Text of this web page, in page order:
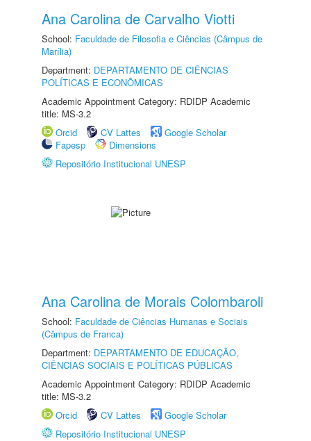
Ana Carolina de Carvalho Viotti
School: Faculdade de Filosofia e Ciências (Câmpus de
Marília)
Department: DEPARTAMENTO DE CIÊNCIAS
POLÍTICAS E ECONÔMICAS
Academic Appointment Category: RDIDP Academic
title: MS-3.2
Orcid
CV Lattes
Google Scholar
Fapesp
Dimensions
Repositório Institucional UNESP
Ana Carolina de Morais Colombaroli
School: Faculdade de Ciências Humanas e Sociais
(Câmpus de Franca)
Department: DEPARTAMENTO DE EDUCAÇÃO,
CIÊNCIAS SOCIAIS E POLÍTICAS PÚBLICAS
Academic Appointment Category: RDIDP Academic
title: MS-3.2
Orcid
CV Lattes
Google Scholar
Repositório Institucional UNESP